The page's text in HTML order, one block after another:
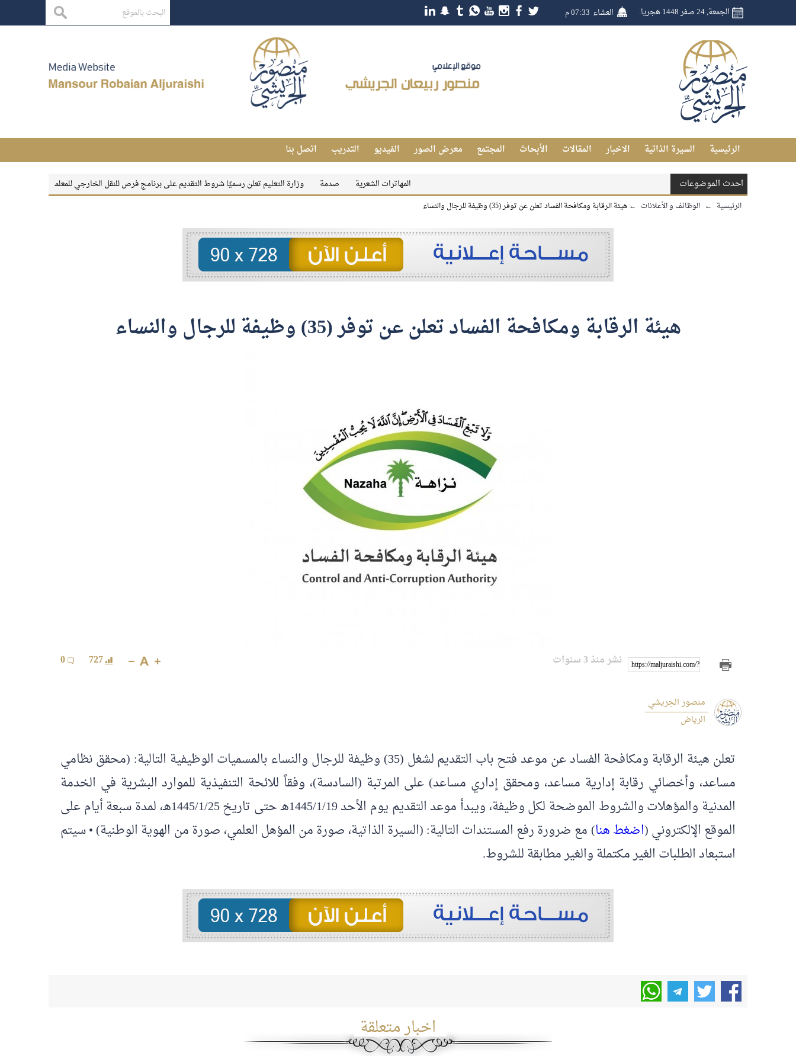
الجمعة, 24 صفر 1448 هجريا. العشاء 07:33 م
الرئيسية السيرة الذاتية الاخبار المقالات الأبحاث المجتمع معرض الصور الفيديو التدريب اتصل بنا
احدث الموضوعات وزارة التعليم تعلن رسميًا شروط التقديم على برنامج فرص للنقل الخارجي للمعلمين والمعلمات صدمة المهاترات الشعرية
الرئيسية ← الوظائف و الأعلانات ← هيئة الرقابة ومكافحة الفساد تعلن عن توفر (35) وظيفة للرجال والنساء
هيئة الرقابة ومكافحة الفساد تعلن عن توفر (35) وظيفة للرجال والنساء
https://maljuraishi.com/?p=3122 نشر منذ 3 سنوات 727
0
منصور الجريشي
الرياض
تعلن هيئة الرقابة ومكافحة الفساد عن موعد فتح باب التقديم لشغل (35) وظيفة للرجال والنساء بالمسميات الوظيفية التالية: (محقق نظامي
مساعد، وأخصائي رقابة إدارية مساعد، ومحقق إداري مساعد) على المرتبة (السادسة)، وفقاً للائحة التنفيذية للموارد البشرية في الخدمة
المدنية والمؤهلات والشروط الموضحة لكل وظيفة، ويبدأ موعد التقديم يوم الأحد 1445/1/19هـ حتى تاريخ 1445/1/25هـ، لمدة سبعة أيام على
الموقع الإلكتروني (اضغط هنا) مع ضرورة رفع المستندات التالية: (السيرة الذاتية، صورة من المؤهل العلمي، صورة من الهوية الوطنية) • سيتم
استبعاد الطلبات الغير مكتملة والغير مطابقة للشروط.
اخبار متعلقة